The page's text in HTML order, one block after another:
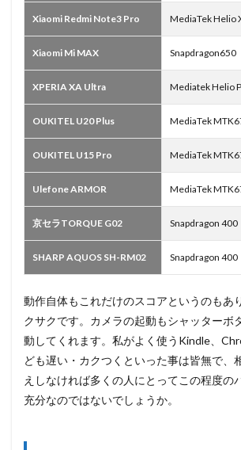
Xiaomi Redmi Note3 Pro MediaTek Helio
Xiaomi Mi MAX Snapdragon650
XPERIA XA Ultra Mediatek Helio
OUKITEL U20 Plus MediaTek
OUKITEL U15 Pro MediaTek
Ulefone ARMOR MediaTek
京セラTORQUE G02 Snapdragon 400
SHARP AQUOS SH-RM02 Snapdragon 400
動作自体もこれだけのスコアというのもあ
クサクです。カメラの起動もシャッターボ
動してくれます。私がよく使うKindle、
ども遅い・カクつくといった事は皆無で、
えしなければ多くの人にとってこの程度の
充分なのではないでしょうか。